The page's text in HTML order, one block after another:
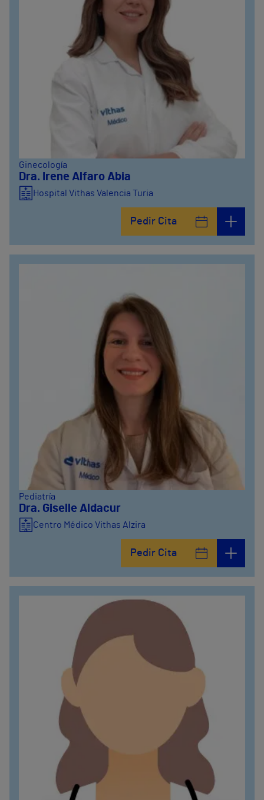
Ginecología
Dra. Irene Alfaro Abia
Hospital Vithas Valencia Turia
Pedir Cita
Pediatría
Dra. Giselle Aldacur
Centro Médico Vithas Alzira
Pedir Cita